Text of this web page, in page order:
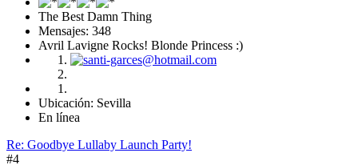
The Best Damn Thing
Mensajes: 348
Avril Lavigne Rocks! Blonde Princess :)
Ubicación: Sevilla
En línea
Re: Goodbye Lullaby Launch Party!
#4